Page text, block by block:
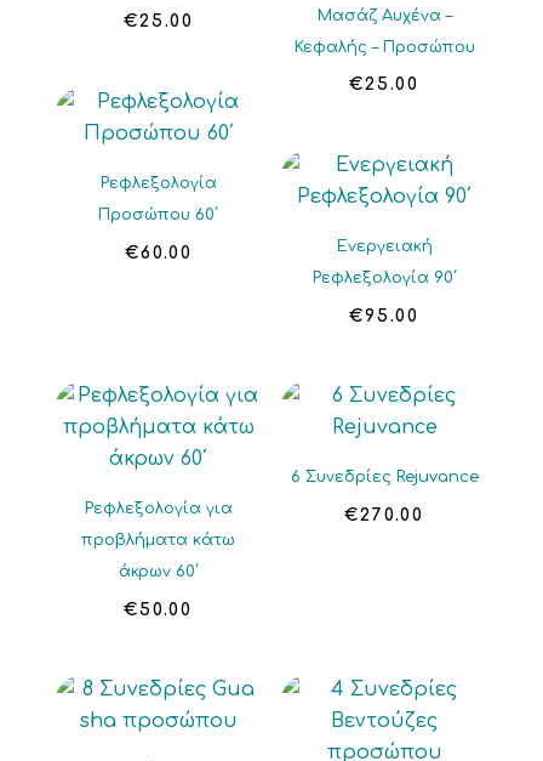
€25.00
Μασάζ Αυχένα –
Κεφαλής – Προσώπου
€25.00
Ρεφλεξολογία
Προσώπου 60΄
€60.00
Ενεργειακή
Ρεφλεξολογία 90΄
€95.00
Ρεφλεξολογία για
προβλήματα κάτω
άκρων 60΄
€50.00
6 Συνεδρίες Rejuvance
€270.00